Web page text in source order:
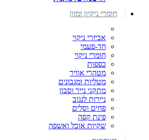
חומרי ניקיון ומזון
אביזרי ניקוי
חד-פעמי
חומרי ניקוי
כפפות
מטהרי אוויר
מטליות ומגבונים
מתקני נייר וסבון
ניירות לנגוב
פחים וסלים
פינת קפה
שקיות אוכל ואשפה